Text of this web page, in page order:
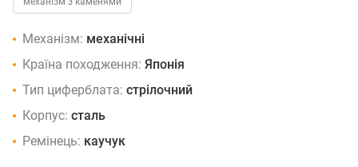
Механізм: механічні
Країна походження: Японія
Тип циферблата: стрілочний
Корпус: сталь
Ремінець: каучук